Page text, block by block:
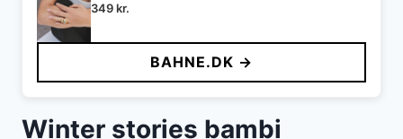
349kr.
BAHNE.DK →
Winter stories bambi